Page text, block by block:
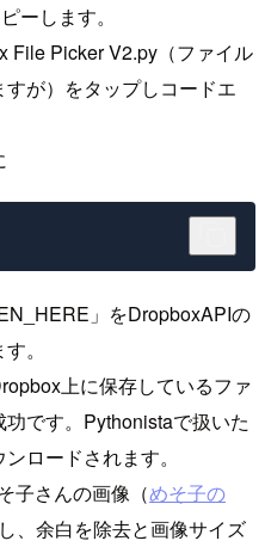
ーします。
File Picker V2.py（ファイル
が）をタップしコードエ
」をDropboxAPIの
。
上に保存しているファ
です。Pythonistaで扱いた
ロードされます。
子さんの画像（めそ子の
、余白を除去と画像サイズ